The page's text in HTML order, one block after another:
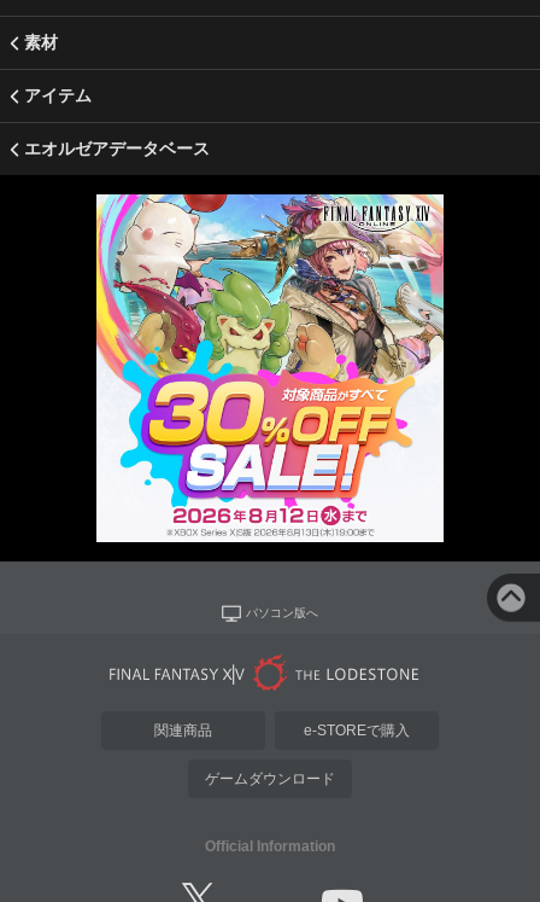
素材
アイテム
エオルゼアデータベース
パソコン版へ
関連商品 e-STOREで購入
ゲームダウンロード
Official Information